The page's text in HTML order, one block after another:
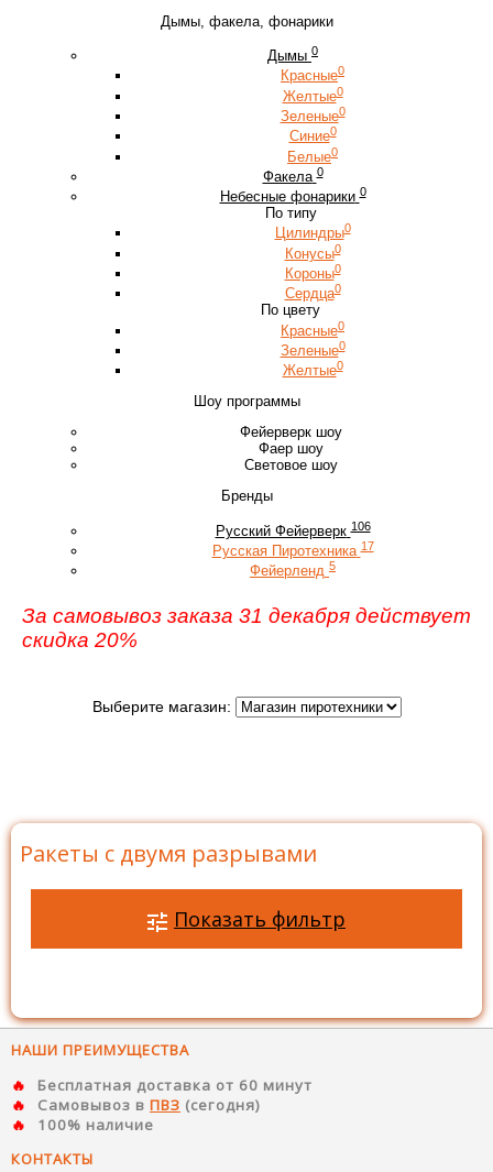
Дымы, факела, фонарики
Дымы 0
Красные0
Желтые0
Зеленые0
Синие0
Белые0
Факела 0
Небесные фонарики 0
По типу
Цилиндры0
Конусы0
Короны0
Сердца0
По цвету
Красные0
Зеленые0
Желтые0
Шоу программы
Фейерверк шоу
Фаер шоу
Световое шоу
Бренды
Русский Фейерверк 106
Русская Пиротехника 17
Фейерленд 5
За самовывоз заказа 31 декабря действует
скидка 20%
Выберите магазин:
Ракеты с двумя разрывами
Показать фильтр
НАШИ ПРЕИМУЩЕСТВА
Бесплатная доставка от 60 минут
Самовывоз в ПВЗ (сегодня)
100% наличие
КОНТАКТЫ